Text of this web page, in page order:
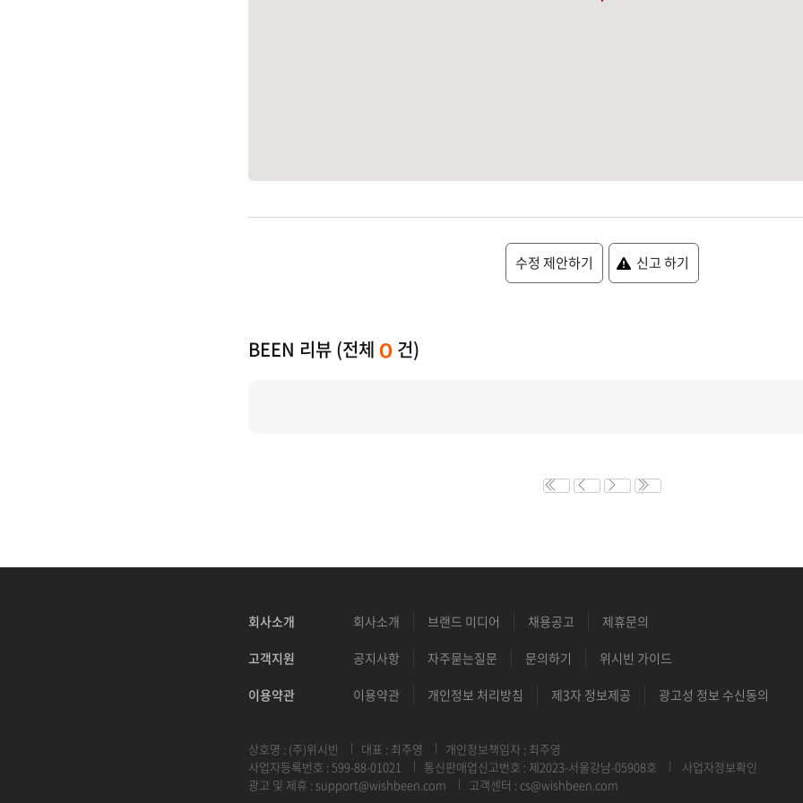
수정 제안하기 신고 하기
BEEN 리뷰 (전체 0 건)
회사소개 회사소개 브랜드 미디어 채용공고 제휴문의
고객지원 공지사항 자주묻는질문 문의하기 위시빈 가이드
이용약관 이용약관 개인정보 처리방침 제3자 정보제공 광고성 정보 수신동의
상호명 : (주)위시빈 대표 : 최주영
개인정보책임자 : 최주영
사업자등록번호 : 599-88-01021
통신판매업신고번호 : 제2023-서울강남-05908호
사업자정보확인
광고 및 제휴 : support@wishbeen.com 고객센터 : cs@wishbeen.com